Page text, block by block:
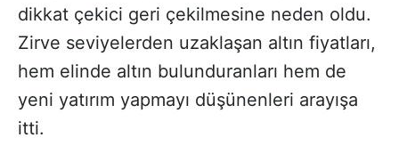
dikkat çekici geri çekilmesine neden oldu.
Zirve seviyelerden uzaklaşan altın fiyatları,
hem elinde altın bulunduranları hem de
yeni yatırım yapmayı düşünenleri arayışa
itti.